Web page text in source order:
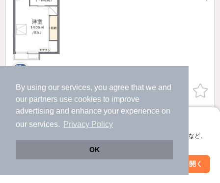
By using our services, you agree that we and
our partners use cookies to improve
advertising and enhance your experience on
our services.
Privacy Policy
OK
アプリに切り替えて、サクサクお部屋探し
会員登録なしですぐ使える。マップ検索やお気に入り保存など、
アプリを開く
物件詳細を見る
提供
絞り込み条件を変更